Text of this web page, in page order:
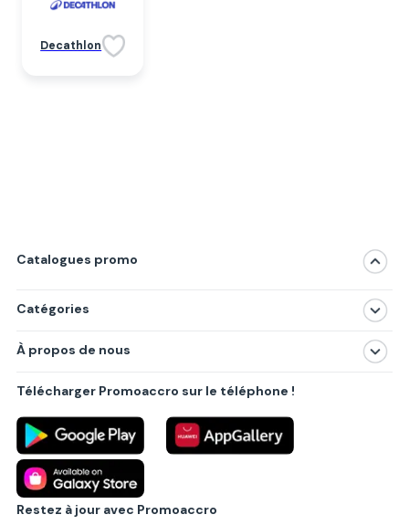
Decathlon
Catalogues promo
Catégories
Produits
Villes principales
À propos de nous
Politique de confidentialité
Règlements
Partenariat B2B
Blog
Contact
Télécharger Promoaccro sur le téléphone !
Restez à jour avec Promoaccro